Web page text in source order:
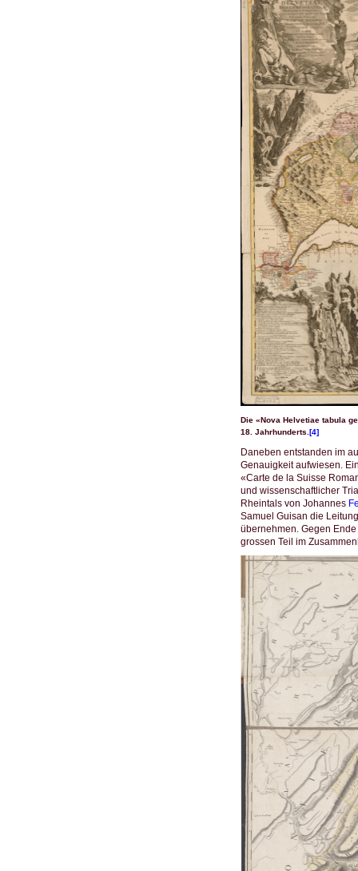
Die «Nova Helvetiae tabula
18. Jahrhunderts. [4]
Daneben entstanden im
Genauigkeit aufwiesen.
«Carte de la Suisse
und wissenschaftlicher
Rheintals von Johannes
Samuel Guisan die
übernehmen. Gegen
grossen Teil im